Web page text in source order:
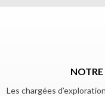
Les chargées